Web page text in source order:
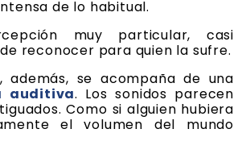
de lo habitual.
muy particular, casi
reconocer para quien la sufre.
además, se acompaña de una
auditiva. Los sonidos parecen
Como si alguien hubiera
el volumen del mundo